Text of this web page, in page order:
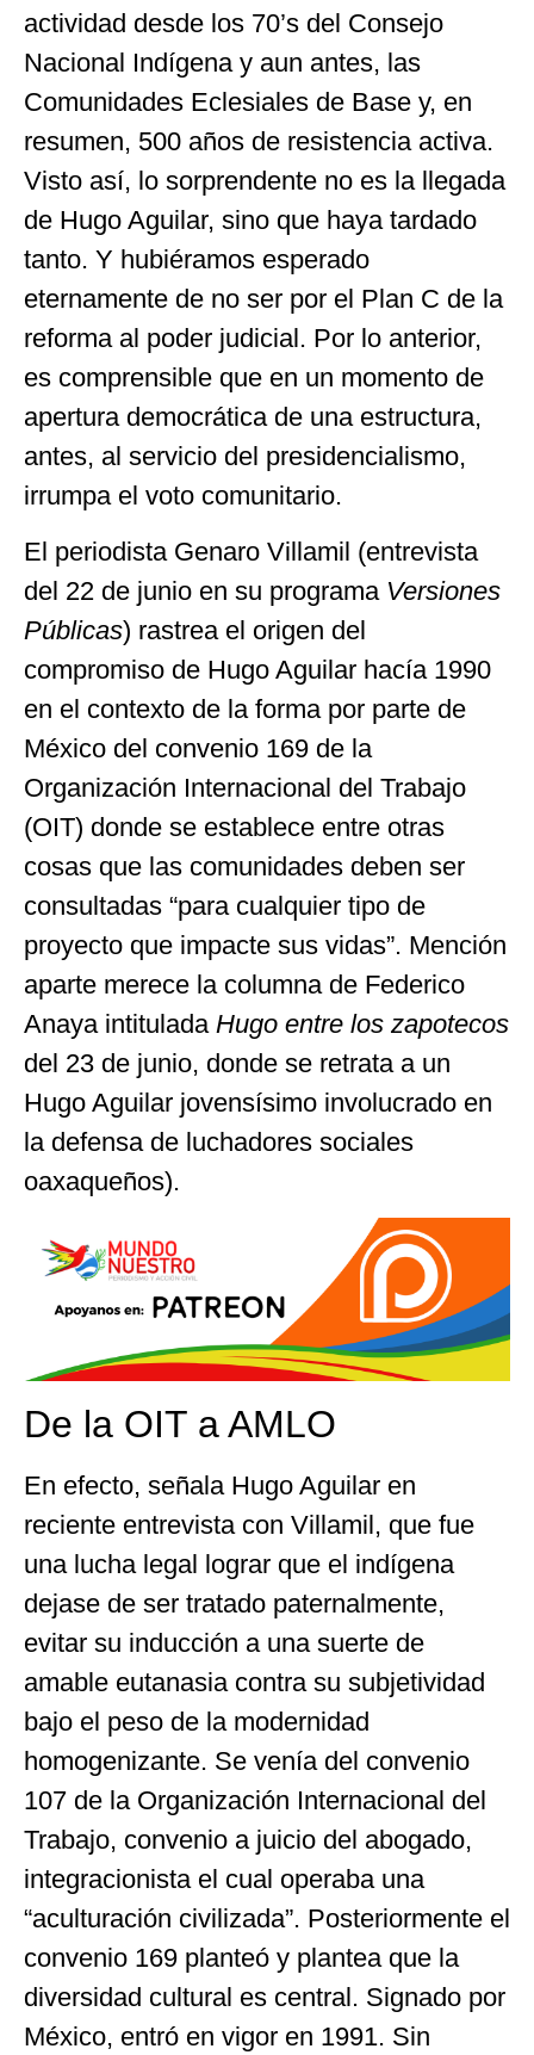
actividad desde los 70’s del Consejo
Nacional Indígena y aun antes, las
Comunidades Eclesiales de Base y, en
resumen, 500 años de resistencia activa.
Visto así, lo sorprendente no es la llegada
de Hugo Aguilar, sino que haya tardado
tanto. Y hubiéramos esperado
eternamente de no ser por el Plan C de la
reforma al poder judicial. Por lo anterior,
es comprensible que en un momento de
apertura democrática de una estructura,
antes, al servicio del presidencialismo,
irrumpa el voto comunitario.
El periodista Genaro Villamil (entrevista
del 22 de junio en su programa Versiones
Públicas) rastrea el origen del
compromiso de Hugo Aguilar hacía 1990
en el contexto de la forma por parte de
México del convenio 169 de la
Organización Internacional del Trabajo
(OIT) donde se establece entre otras
cosas que las comunidades deben ser
consultadas “para cualquier tipo de
proyecto que impacte sus vidas”. Mención
aparte merece la columna de Federico
Anaya intitulada Hugo entre los zapotecos
del 23 de junio, donde se retrata a un
Hugo Aguilar jovensísimo involucrado en
la defensa de luchadores sociales
oaxaqueños).
De la OIT a AMLO
En efecto, señala Hugo Aguilar en
reciente entrevista con Villamil, que fue
una lucha legal lograr que el indígena
dejase de ser tratado paternalmente,
evitar su inducción a una suerte de
amable eutanasia contra su subjetividad
bajo el peso de la modernidad
homogenizante. Se venía del convenio
107 de la Organización Internacional del
Trabajo, convenio a juicio del abogado,
integracionista el cual operaba una
“aculturación civilizada”. Posteriormente el
convenio 169 planteó y plantea que la
diversidad cultural es central. Signado por
México, entró en vigor en 1991. Sin